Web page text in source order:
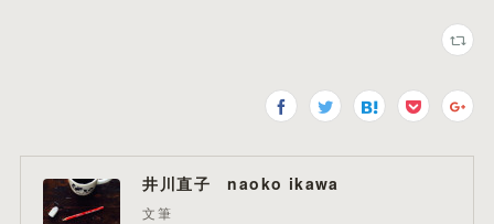
井川直子 naoko ikawa
文筆